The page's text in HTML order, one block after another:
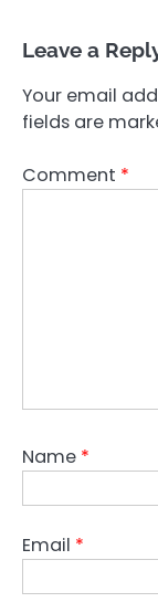
Leave a
Your email
fields are
Comment *
Name *
Email *